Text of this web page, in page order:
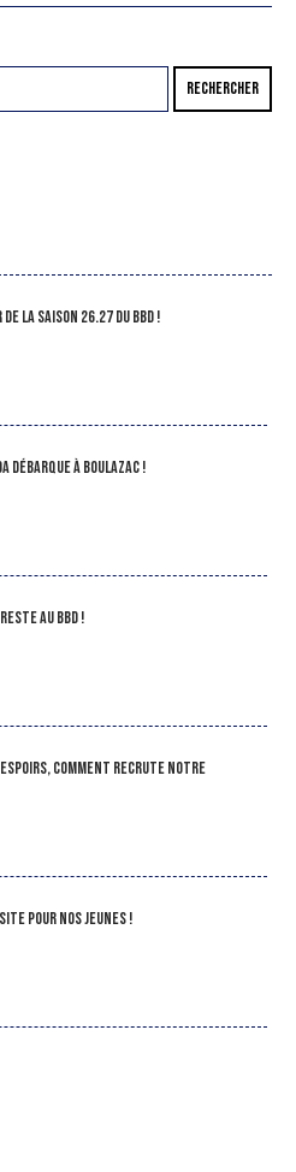
RECHERCHER
DE LA SAISON 26.27 DU BBD !
débarque à Boulazac !
au BBD !
& Espoirs, comment recrute notre
pour nos jeunes !